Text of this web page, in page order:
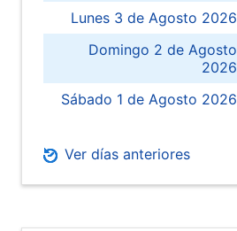
Lunes 3 de Agosto 2026
Domingo 2 de Agosto
2026
Sábado 1 de Agosto 2026
Ver días anteriores